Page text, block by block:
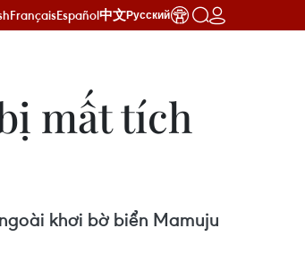
FrançaisEspañol中文Русский
mất tích
khơi bờ biển Mamuju